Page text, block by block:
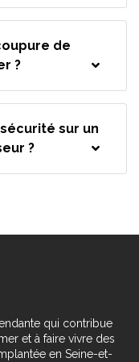
de
?
sur un
?
qui contribue
et à faire vivre des
en Seine-et-